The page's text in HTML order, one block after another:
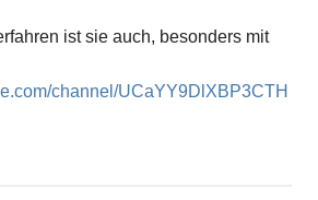
ist sie auch, besonders mit
channel/UCaYY9DlXBP3CTH